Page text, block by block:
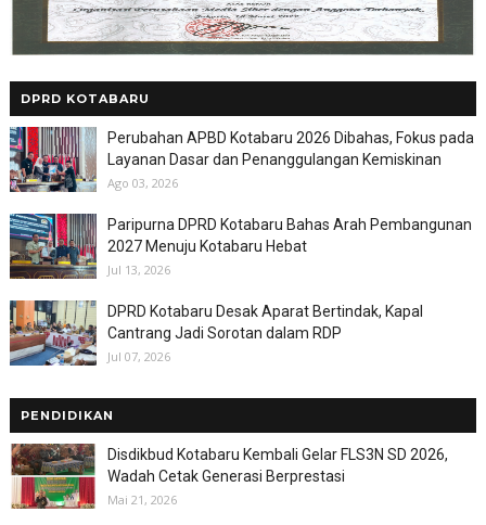
DPRD KOTABARU
Perubahan APBD Kotabaru 2026 Dibahas, Fokus pada
Layanan Dasar dan Penanggulangan Kemiskinan
Ago 03, 2026
Paripurna DPRD Kotabaru Bahas Arah Pembangunan
2027 Menuju Kotabaru Hebat
Jul 13, 2026
DPRD Kotabaru Desak Aparat Bertindak, Kapal
Cantrang Jadi Sorotan dalam RDP
Jul 07, 2026
PENDIDIKAN
Disdikbud Kotabaru Kembali Gelar FLS3N SD 2026,
Wadah Cetak Generasi Berprestasi
Mai 21, 2026